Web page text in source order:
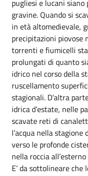
pugliesi e lucani
gravine. Quando si
in età altomedievale,
precipitazioni piovose
torrenti e fiumicelli
prolungati di quanto
idrico nel corso della
ruscellamento
stagionali. D’altra
idrica d’estate, nelle
scavate reti di
l’acqua nella
verso le profonde
nella roccia
E’ da sottolineare